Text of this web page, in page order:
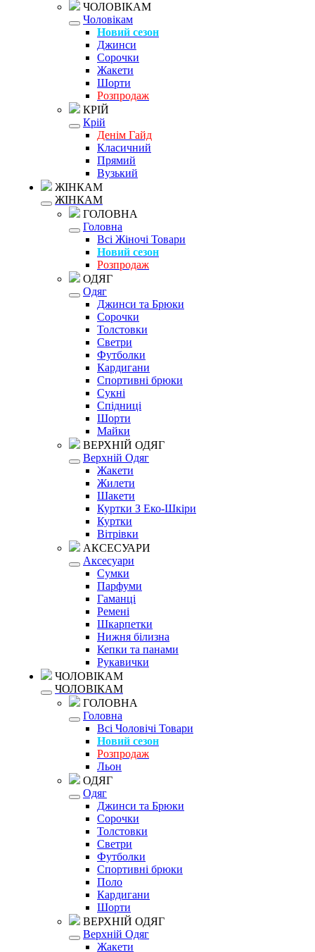
ЧОЛОВІКАМ
Чоловікам
Новий сезон
Джинси
Сорочки
Жакети
Шорти
Розпродаж
КРІЙ
Крій
Денім Гайд
Класичний
Прямий
Вузький
ЖІНКАМ
ЖІНКАМ
ГОЛОВНА
Головна
Всі Жіночі Товари
Новий сезон
Розпродаж
ОДЯГ
Одяг
Джинси та Брюки
Сорочки
Толстовки
Светри
Футболки
Кардигани
Спортивні брюки
Сукні
Спідниці
Шорти
Майки
ВЕРХНІЙ ОДЯГ
Верхній Одяг
Жакети
Жилети
Шакети
Куртки З Еко-Шкіри
Куртки
Вітрівки
АКСЕСУАРИ
Аксесуари
Сумки
Парфуми
Гаманці
Ремені
Шкарпетки
Нижня білизна
Кепки та панами
Рукавички
ЧОЛОВІКАМ
ЧОЛОВІКАМ
ГОЛОВНА
Головна
Всі Чоловічі Товари
Новий сезон
Розпродаж
Льон
ОДЯГ
Одяг
Джинси та Брюки
Сорочки
Толстовки
Светри
Футболки
Спортивні брюки
Поло
Кардигани
Шорти
ВЕРХНІЙ ОДЯГ
Верхній Одяг
Жакети